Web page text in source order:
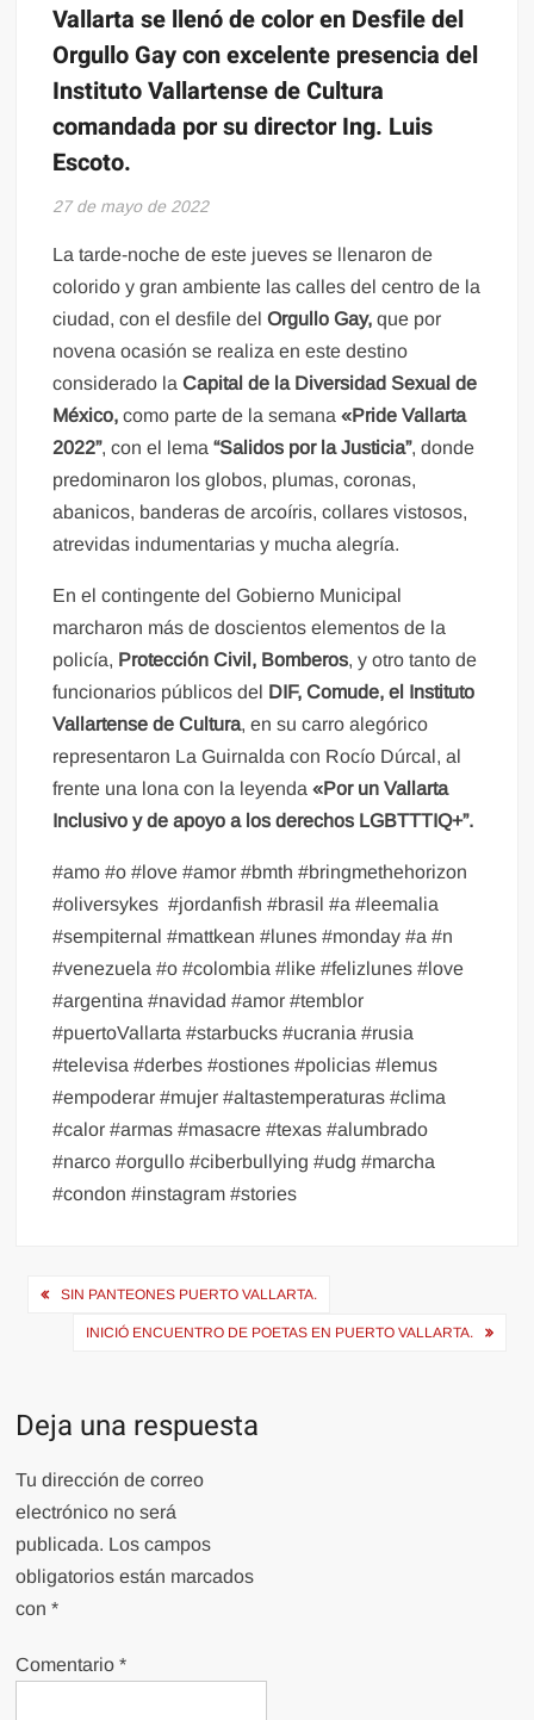
Vallarta se llenó de color en Desfile del
Orgullo Gay con excelente presencia del
Instituto Vallartense de Cultura
comandada por su director Ing. Luis
Escoto.
27 de mayo de 2022
La tarde-noche de este jueves se llenaron de
colorido y gran ambiente las calles del centro de la
ciudad, con el desfile delOrgullo Gay, que por
novena ocasión se realiza en este destino
considerado laCapital de la Diversidad Sexual de
México, como parte de la semana«Pride Vallarta
2022”, con el lema“Salidos por la Justicia”, donde
predominaron los globos, plumas, coronas,
abanicos, banderas de arcoíris, collares vistosos,
atrevidas indumentarias y mucha alegría.
En el contingente del Gobierno Municipal
marcharon más de doscientos elementos de la
policía, Protección Civil, Bomberos, y otro tanto de
funcionarios públicos del DIF, Comude, el Instituto
Vallartense de Cultura, en su carro alegórico
representaron La Guirnalda con Rocío Dúrcal, al
frente una lona con la leyenda«Por un Vallarta
Inclusivo y de apoyo a los derechos LGBTTTIQ+”.
#amo #o #love #amor #bmth #bringmethehorizon
#oliversykes #jordanfish #brasil #a #leemalia
#sempiternal #mattkean #lunes #monday #a #n
#venezuela #o #colombia #like #felizlunes #love
#argentina #navidad #amor #temblor
#puertoVallarta #starbucks #ucrania #rusia
#televisa #derbes #ostiones #policias #lemus
#empoderar #mujer #altastemperaturas #clima
#calor #armas #masacre #texas #alumbrado
#narco #orgullo #ciberbullying #udg #marcha
#condon #instagram #stories
Navegación
SIN PANTEONES PUERTO VALLARTA.
INICIÓ ENCUENTRO DE POETAS EN PUERTO VALLARTA.
Deja una respuesta
Tu dirección de correo
electrónico no será
publicada. Los campos
obligatorios están marcados
con*
Comentario*